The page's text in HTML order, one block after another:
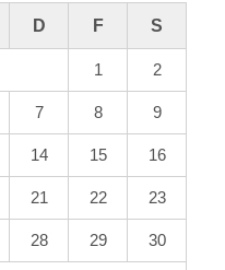
D F S
1 2
7 8 9
14 15 16
21 22 23
28 29 30